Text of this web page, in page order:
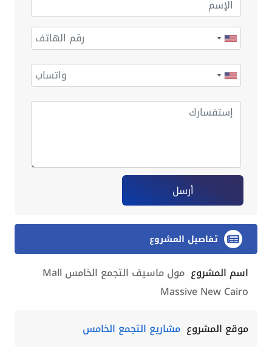
أرسل
تفاصيل المشروع
اسم المشروع
مول ماسيف التجمع الخامس Mall
Massive New Cairo
موقع المشروع مشاريع التجمع الخامس